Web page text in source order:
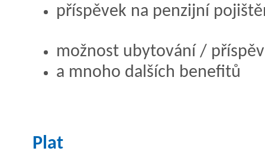
příspěvek na penzijní
možnost ubytování /
a mnoho dalších benefitů
Plat